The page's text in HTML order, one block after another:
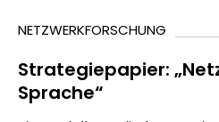
NETZWERKFORSCHUNG
Strategiepapier:
Sprache“